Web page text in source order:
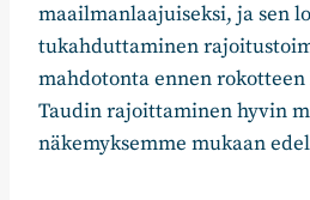
maailmanlaajuiseksi, ja sen
tukahduttaminen
mahdotonta ennen
Taudin rajoittaminen hyvin
näkemyksemme mukaan